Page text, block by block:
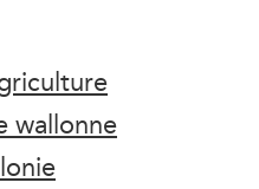
wallonne